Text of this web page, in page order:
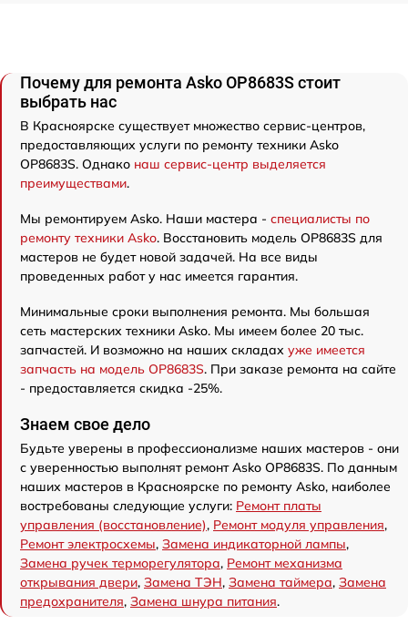
Почему для ремонта Asko OP8683S стоит
выбрать нас
В Красноярске существует множество сервис-центров,
предоставляющих услуги по ремонту техники Asko
OP8683S. Однако наш сервис-центр выделяется
преимуществами.
Мы ремонтируем Asko. Наши мастера - специалисты по
ремонту техники Asko. Восстановить модель OP8683S для
мастеров не будет новой задачей. На все виды
проведенных работ у нас имеется гарантия.
Минимальные сроки выполнения ремонта. Мы большая
сеть мастерских техники Asko. Мы имеем более 20 тыс.
запчастей. И возможно на наших складах уже имеется
запчасть на модель OP8683S. При заказе ремонта на сайте
- предоставляется скидка -25%.
Знаем свое дело
Будьте уверены в профессионализме наших мастеров - они
с уверенностью выполнят ремонт Asko OP8683S. По данным
наших мастеров в Красноярске по ремонту Asko, наиболее
востребованы следующие услуги: Ремонт платы
управления (восстановление), Ремонт модуля управления,
Ремонт электросхемы, Замена индикаторной лампы,
Замена ручек терморегулятора, Ремонт механизма
открывания двери, Замена ТЭН, Замена таймера, Замена
предохранителя, Замена шнура питания.